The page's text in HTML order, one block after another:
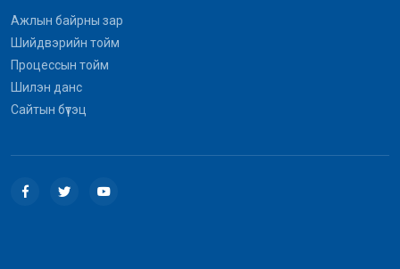
Ажлын байрны зар
Шийдвэрийн тойм
Процессын тойм
Шилэн данс
Сайтын бүтэц